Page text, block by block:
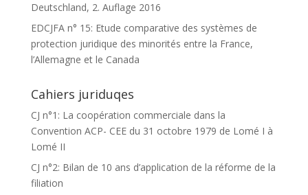
Deutschland, 2. Auflage 2016
EDCJFA n° 15: Etude comparative des systèmes de
protection juridique des minorités entre la France,
l’Allemagne et le Canada
Cahiers juriduqes
CJ n°1: La coopération commerciale dans la
Convention ACP- CEE du 31 octobre 1979 de Lomé I à
Lomé II
CJ n°2: Bilan de 10 ans d’application de la réforme de la
filiation